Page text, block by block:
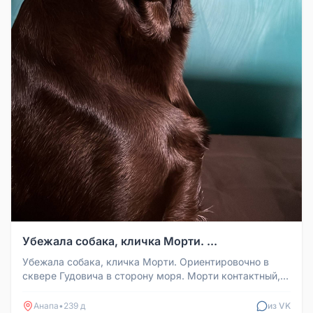
Убежала собака, кличка Морти. ...
Убежала собака, кличка Морти. Ориентировочно в
сквере Гудовича в сторону моря. Морти контактный,
Анапа• 239 д из VK